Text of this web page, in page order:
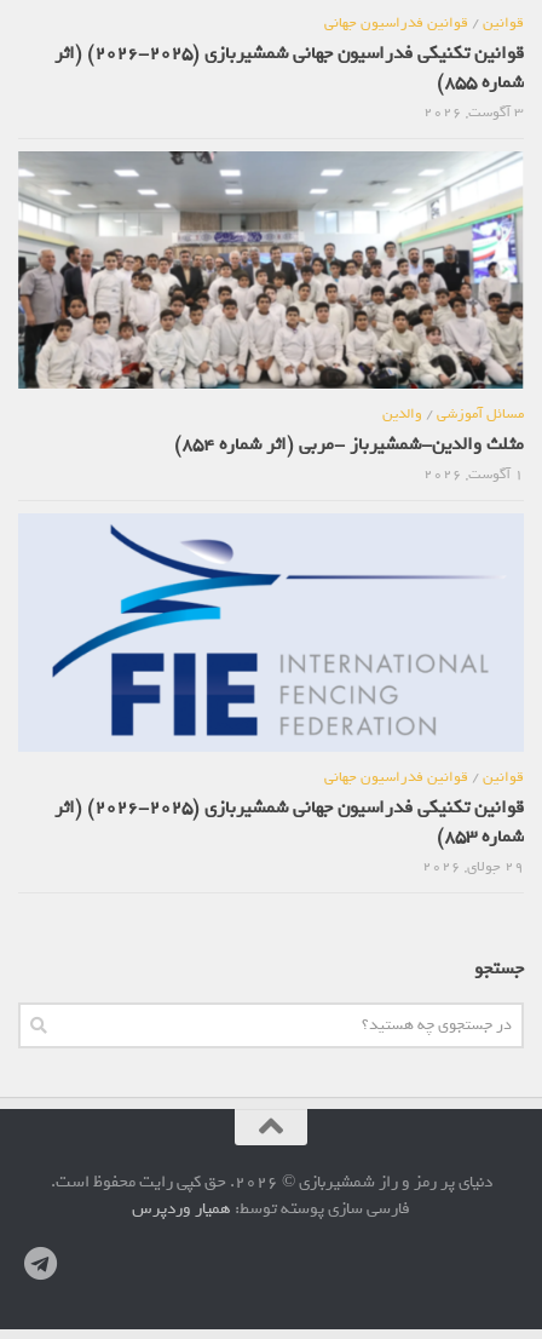
قوانین/قوانین فدراسیون جهانی
قوانین تکنیکی فدراسیون جهانی شمشیربازی (2025-2026) (اثر
شماره 855)
مسائل آموزشی/والدین
مثلث والدین-شمشیرباز -مربی (اثر شماره 854)
قوانین/قوانین فدراسیون جهانی
قوانین تکنیکی فدراسیون جهانی شمشیربازی (2025-2026) (اثر
شماره 853)
جستجو
دنیای پر رمز و راز شمشیربازی © 2026. حق کپی رایت محفوظ است.
فارسی سازی پوسته توسط:همیار وردپرس